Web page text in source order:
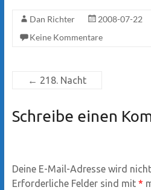
Dan Richter 2008-07-22
Keine Kommentare
← 218. Nacht
Schreibe einen
Deine E-Mail-Adresse wird
Erforderliche Felder sind mit *